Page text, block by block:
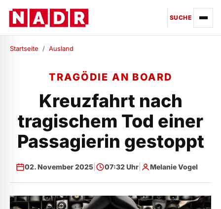
SUCHE
Startseite / Ausland
TRAGÖDIE AN BOARD
Kreuzfahrt nach
tragischem Tod einer
Passagierin gestoppt
02. November 2025 07:32 Uhr Melanie Vogel